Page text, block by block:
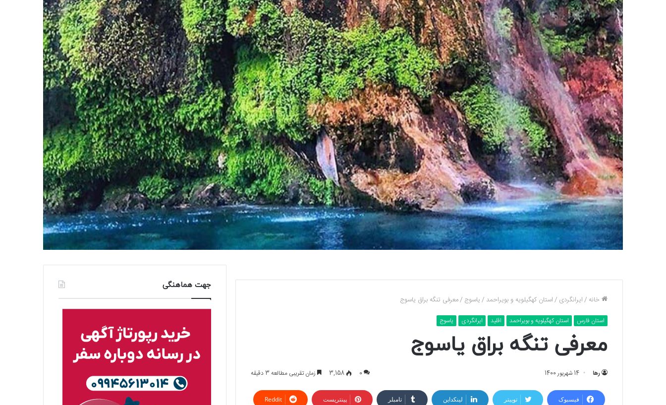
خانه /ایرانگردی /استان کهگیلویه و بویراحمد /یاسوج /معرفی تنگه براق یاسوج
استان فارس استان کهگیلویه و بویراحمد اقلید ایرانگردی یاسوج
معرفی تنگه براق یاسوج
رها 14 شهریور 1400 0
3,158 زمان تقریبی مطالعه 3 دقیقه
فیسبوک توییتر لینکداین تامبلر پینتریست Reddit
جهت هماهنگی